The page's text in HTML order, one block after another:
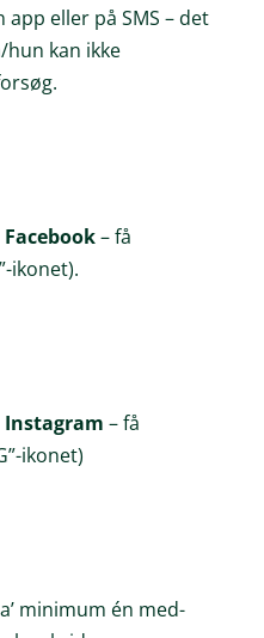
eller på SMS – det
hun kan ikke
– få
ikonet).
– få
ikonet)
minimum én med-